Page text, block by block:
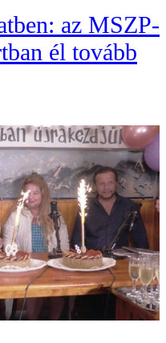
az MSZP-
él tovább